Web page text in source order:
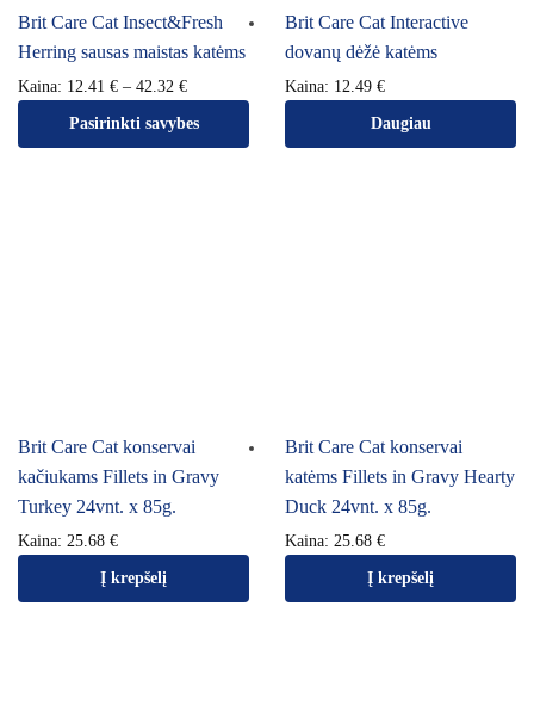
Brit Care Cat Insect&Fresh
Herring sausas maistas katėms
Kaina: 12.41 € – 42.32 €
Pasirinkti savybes
Brit Care Cat Interactive
dovanų dėžė katėms
Kaina: 12.49 €
Daugiau
Brit Care Cat konservai
kačiukams Fillets in Gravy
Turkey 24vnt. x 85g.
Kaina: 25.68 €
Į krepšelį
Brit Care Cat konservai
katėms Fillets in Gravy Hearty
Duck 24vnt. x 85g.
Kaina: 25.68 €
Į krepšelį